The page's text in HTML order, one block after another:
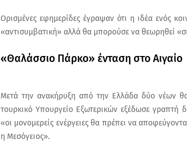
Ορισμένες εφημερίδες έγραψαν ότι η ιδέα ενός
«αντισυμβατική» αλλά θα μπορούσε να θεωρηθεί
«Θαλάσσιο Πάρκο» ένταση στο Αιγαίο
Μετά την ανακήρυξη από την Ελλάδα δύο νέων
τουρκικό Υπουργείο Εξωτερικών εξέδωσε γραπτή
«οι μονομερείς ενέργειες θα πρέπει να
η Μεσόγειος».